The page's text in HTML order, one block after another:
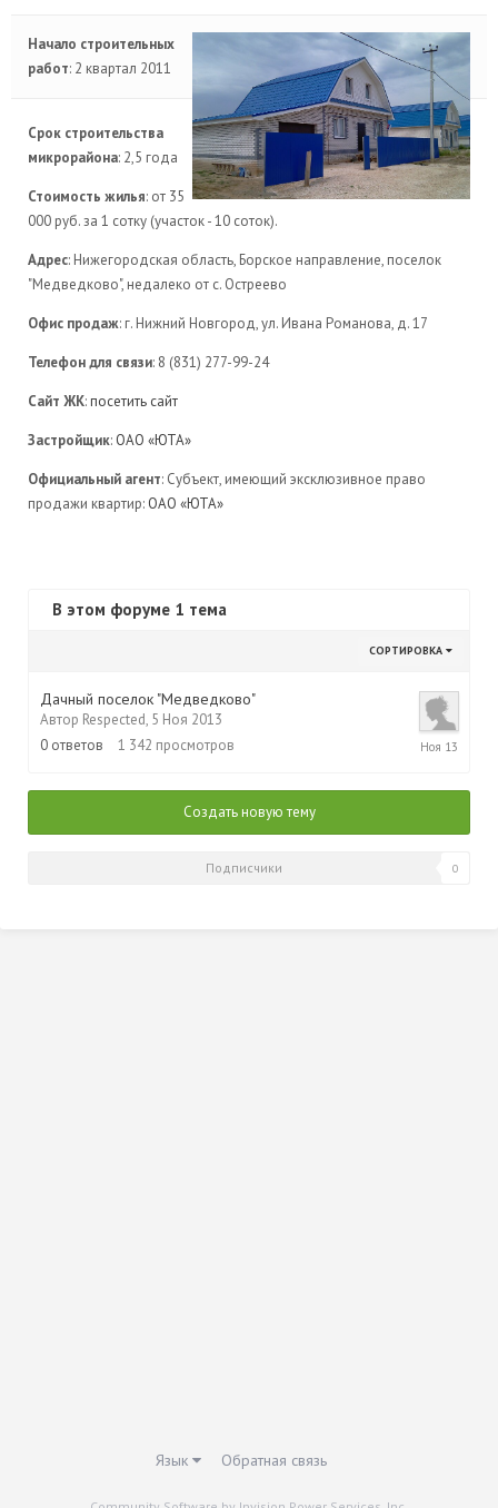
Начало строительных
работ: 2 квартал 2011
Срок строительства
микрорайона: 2,5 года
Стоимость жилья: от 35
000 руб. за 1 сотку (участок - 10 соток).
Адрес: Нижегородская область, Борское направление, поселок
"Медведково", недалеко от с. Остреево
Офис продаж: г. Нижний Новгород, ул. Ивана Романова, д. 17
Телефон для связи: 8 (831) 277-99-24
Сайт ЖК:посетить сайт
Застройщик: ОАО «ЮТА»
Официальный агент: Субъект, имеющий эксклюзивное право
продажи квартир: ОАО «ЮТА»
В этом форуме 1 тема
СОРТИРОВКА
Дачный поселок "Медведково"
Автор Respected, 5 Ноя 2013
0 ответов 1 342 просмотров
5
Создать новую тему
Подписчики 0
Язык Обратная связь